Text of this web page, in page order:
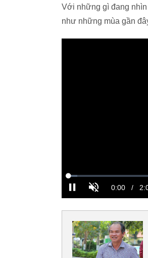
Với những gì đang
như những mùa gần